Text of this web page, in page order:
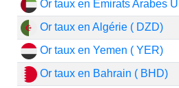
Or taux en Émirats Arabes
Or taux en Algérie ( DZD)
Or taux en Yemen ( YER)
Or taux en Bahrain ( BHD)